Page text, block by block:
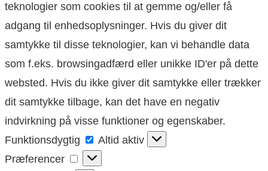
teknologier som cookies til at gemme og/eller få
adgang til enhedsoplysninger. Hvis du giver dit
samtykke til disse teknologier, kan vi behandle data
som f.eks. browsingadfærd eller unikke ID'er på dette
websted. Hvis du ikke giver dit samtykke eller trækker
dit samtykke tilbage, kan det have en negativ
indvirkning på visse funktioner og egenskaber.
Funktionsdygtig
Funktionsdygtig
Altid aktiv
Præferencer
Præferencer